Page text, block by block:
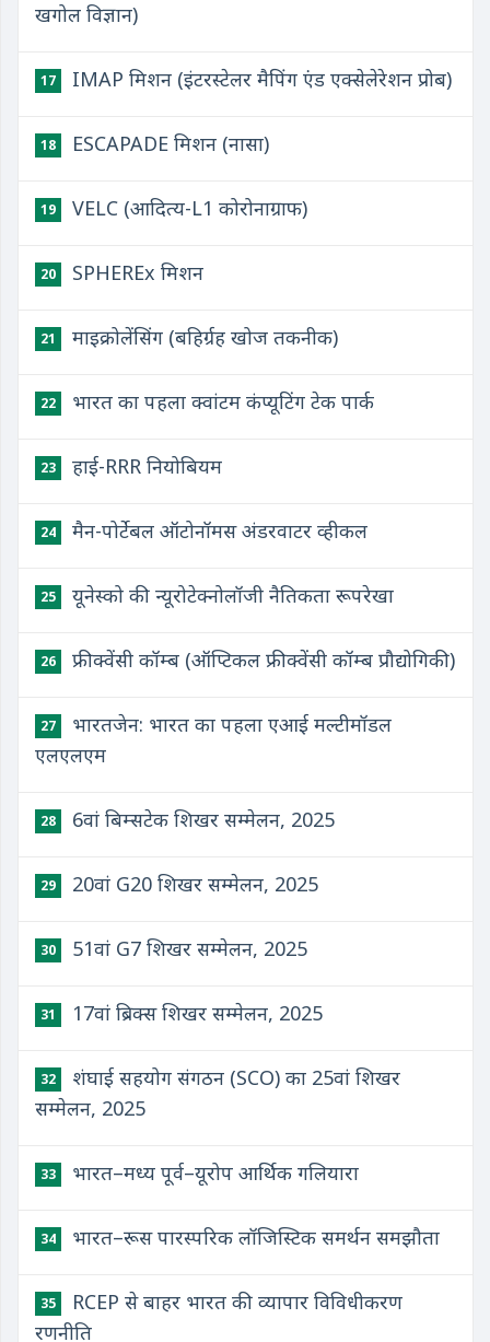
खगोल विज्ञान)
17 IMAP मिशन (इंटरस्टेलर मैपिंग एंड एक्सेलेरेशन प्रोब)
18 ESCAPADE मिशन (नासा)
19 VELC (आदित्य-L1 कोरोनाग्राफ)
20 SPHEREx मिशन
21 माइक्रोलेंसिंग (बहिर्ग्रह खोज तकनीक)
22 भारत का पहला क्वांटम कंप्यूटिंग टेक पार्क
23 हाई-RRR नियोबियम
24 मैन-पोर्टेबल ऑटोनॉमस अंडरवाटर व्हीकल
25 यूनेस्को की न्यूरोटेक्नोलॉजी नैतिकता रूपरेखा
26 फ्रीक्वेंसी कॉम्ब (ऑप्टिकल फ्रीक्वेंसी कॉम्ब प्रौद्योगिकी)
27
भारतजेन: भारत का पहला एआई मल्टीमॉडल
एलएलएम
28 6वां बिम्सटेक शिखर सम्मेलन, 2025
29 20वां G20 शिखर सम्मेलन, 2025
30 51वां G7 शिखर सम्मेलन, 2025
31 17वां ब्रिक्स शिखर सम्मेलन, 2025
32
शंघाई सहयोग संगठन (SCO) का 25वां शिखर
सम्मेलन, 2025
33 भारत–मध्य पूर्व–यूरोप आर्थिक गलियारा
34 भारत–रूस पारस्परिक लॉजिस्टिक समर्थन समझौता
35
RCEP से बाहर भारत की व्यापार विविधीकरण
रणनीति